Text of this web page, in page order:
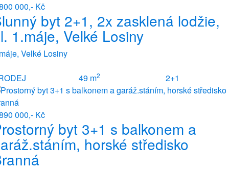
000,- Kč
byt 2+1, 2x zasklená lodžie,
1.máje, Velké Losiny
Velké Losiny
49 m2 2+1
000,- Kč
byt 3+1 s balkonem a
horské středisko